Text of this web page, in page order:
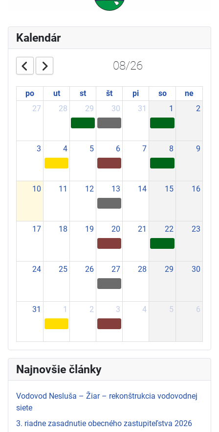
Kalendár
08/26
po ut st št pi so
ne
27
28 29 30 31 1 2
3 4 5 6 7 8 9
10 11 12 13 14 15 16
17 18 19 20 21 22 23
24 25 26 27 28 29 30
31 1 2 3 4 5 6
Najnovšie články
Vodovod Nesluša – Žiar – rekonštrukcia vodovodnej
siete
3. riadne zasadnutie obecného zastupiteľstva 2026